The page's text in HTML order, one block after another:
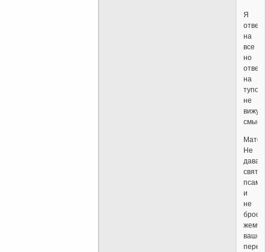
Я
на
все
но
на
не
вижу
Не
псам
и
не
перед